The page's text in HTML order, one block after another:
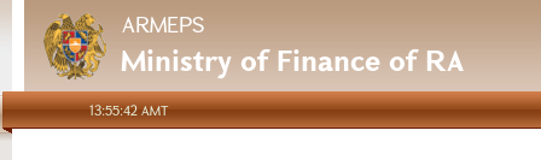
ARMEPS
Ministry of Finance of RA
13:55:42 AMT